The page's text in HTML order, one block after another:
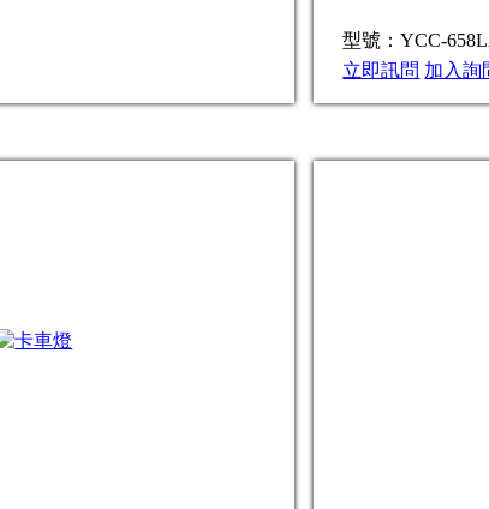
型號：YCC-
立即訊問 加入詢